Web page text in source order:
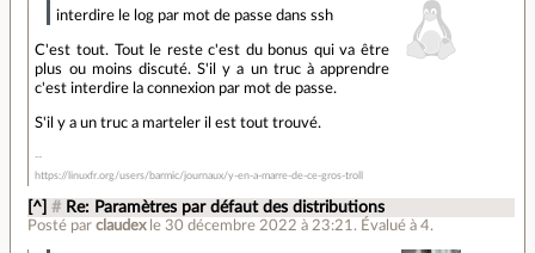
interdire le log par mot de passe dans ssh
C'est tout. Tout le reste c'est du bonus qui va être
plus ou moins discuté. S'il y a un truc à apprendre
c'est interdire la connexion par mot de passe.
S'il y a un truc a marteler il est tout trouvé.
https://linuxfr.org/users/barmic/journaux/y-en-a-marre-de-ce-gros-troll
[^] # Re: Paramètres par défaut des distributions
Posté parclaudex le 30 décembre 2022 à 23:21 . Évalué à4.